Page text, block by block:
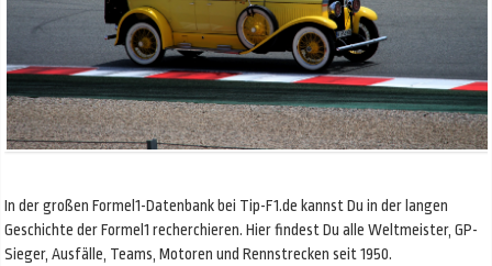
In der großen Formel1-Datenbank bei Tip-F1.de kannst Du in der langen
Geschichte der Formel1 recherchieren. Hier findest Du alle Weltmeister, GP-
Sieger, Ausfälle, Teams, Motoren und Rennstrecken seit 1950.